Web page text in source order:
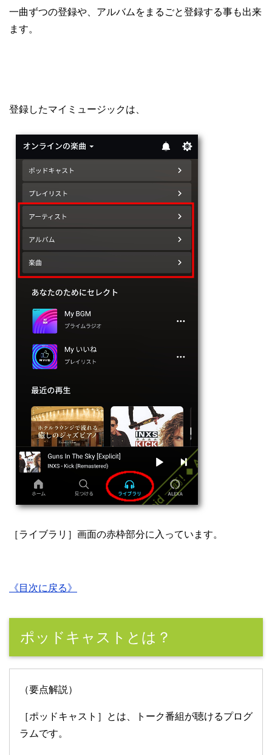
一曲ずつの登録や、アルバムをまるごと登録する事も出来
ます。
登録したマイミュージックは、
［ライブラリ］画面の赤枠部分に入っています。
《目次に戻る》
ポッドキャストとは？
（要点解説）
［ポッドキャスト］とは、トーク番組が聴けるプログ
ラムです。